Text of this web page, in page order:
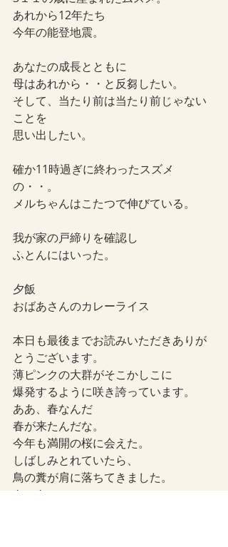
あれから12年たち
今年の能登地震。
あなたの成長とともに
母はあれから・・と反芻したい。
そして、当たり前は当たり前じゃない
ことを
思い出したい。
確か11時過ぎに終わったスズメ
の・・。
メルちゃんはこたつで伸びている。
我が家の戸締りを確認し
ふとんにはいった。
夕飯
おばあさんのカレーライス
本日も最後までお読みいただきありが
とうございます。
薄ピンクの大群がそこかしこに
爆発するように咲き誇っています。
ああ、春なんだ
春が来たんだな。
今年も満開の桜に会えた。
しばしみとれていたら、
鳥の糞が肩に落ちてきました。
あーあ。